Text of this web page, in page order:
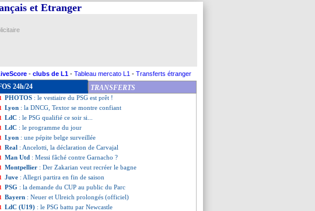
et Etranger
- clubs de L1 - Tableau mercato L1 - Transferts étranger
24h/24 TRANSFERTS
Lyon: la DNCG dans l'attente...
VIDEO
Lens: Haise refuse de faire le moindre complexe
Lyon: Textor va bien parler avec Grosso
PHOTOS : le vestiaire du PSG est prêt !
Lyon : la DNCG, Textor se montre confiant
LdC : le PSG qualifié ce soir si...
LdC : le programme du jour
Lyon : une pépite belge surveillée
Real : Ancelotti, la déclaration de Carvajal
Man Utd : Messi fâché contre Garnacho ?
Montpellier : Der Zakarian veut recréer le bagne
Juve : Allegri partira en fin de saison
PSG : la demande du CUP au public du Parc
Bayern : Neuer et Ulreich prolongés (officiel)
LdC (U19) : le PSG battu par Newcastle